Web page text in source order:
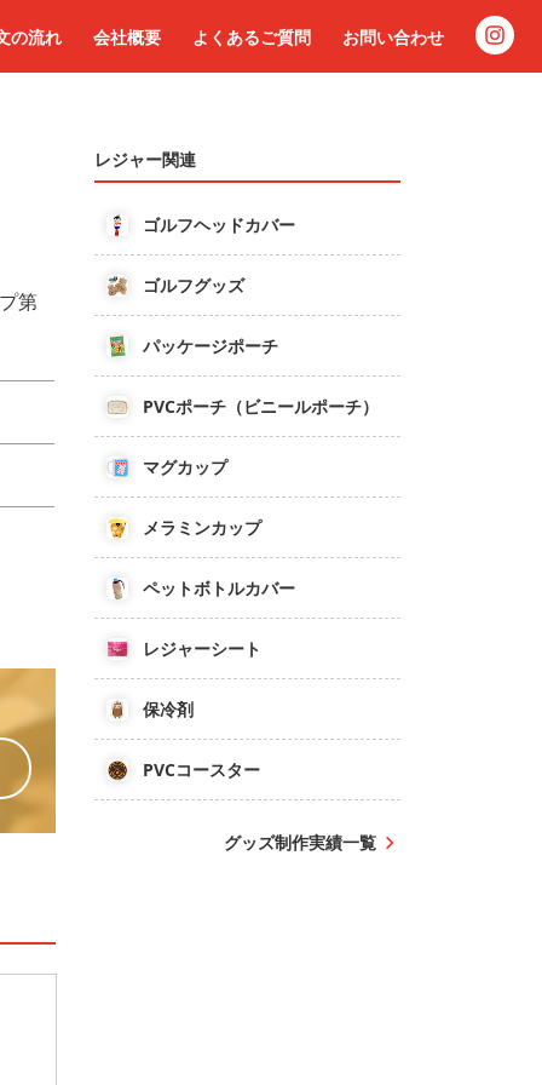
の流れ 会社概要 よくあるご質問 お問い合わせ
第
レジャー関連
ゴルフヘッドカバー
ゴルフグッズ
パッケージポーチ
PVCポーチ（ビニールポーチ）
マグカップ
メラミンカップ
ペットボトルカバー
レジャーシート
保冷剤
PVCコースター
グッズ制作実績一覧